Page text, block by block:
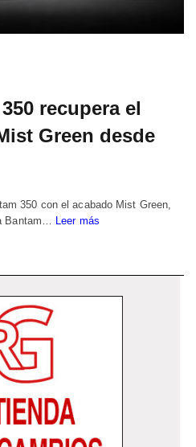
recupera el
Green desde
350 con el acabado Mist Green,
Bantam… Leer más